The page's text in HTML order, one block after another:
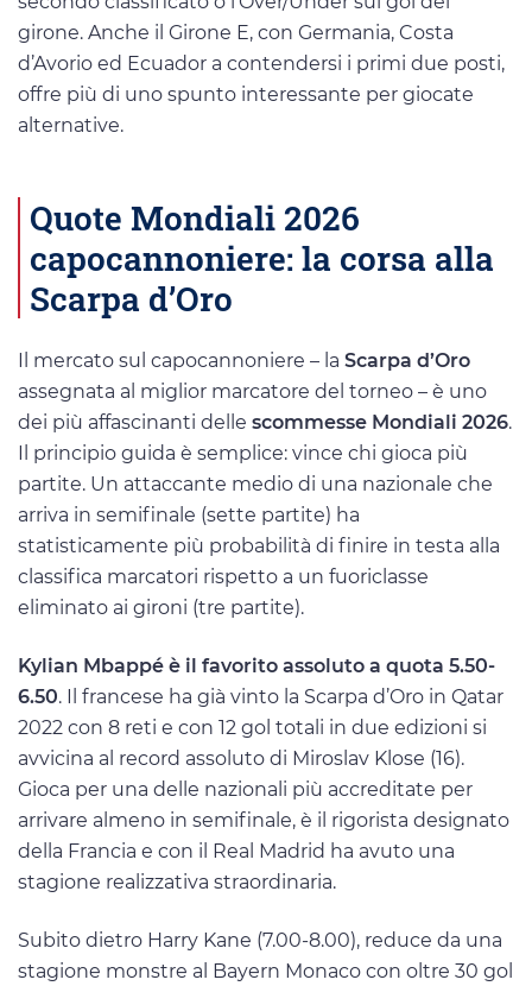
girone. Anche il Girone E, con Germania, Costa
d’Avorio ed Ecuador a contendersi i primi due posti,
offre più di uno spunto interessante per giocate
alternative.
Quote Mondiali 2026
capocannoniere: la corsa alla
Scarpa d’Oro
Il mercato sul capocannoniere – la Scarpa d’Oro
assegnata al miglior marcatore del torneo – è uno
dei più affascinanti delle scommesse Mondiali 2026.
Il principio guida è semplice: vince chi gioca più
partite. Un attaccante medio di una nazionale che
arriva in semifinale (sette partite) ha
statisticamente più probabilità di finire in testa alla
classifica marcatori rispetto a un fuoriclasse
eliminato ai gironi (tre partite).
Kylian Mbappé è il favorito assoluto a quota 5.50-
6.50. Il francese ha già vinto la Scarpa d’Oro in Qatar
2022 con 8 reti e con 12 gol totali in due edizioni si
avvicina al record assoluto di Miroslav Klose (16).
Gioca per una delle nazionali più accreditate per
arrivare almeno in semifinale, è il rigorista designato
della Francia e con il Real Madrid ha avuto una
stagione realizzativa straordinaria.
Subito dietro Harry Kane (7.00-8.00), reduce da una
stagione monstre al Bayern Monaco con oltre 30 gol